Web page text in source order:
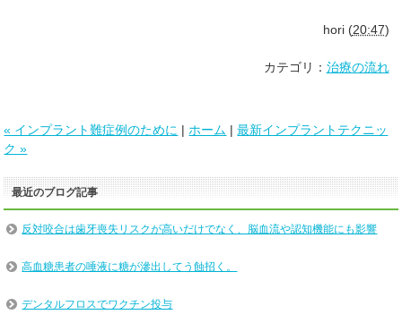
hori(20:47)
カテゴリ： 治療の流れ
« インプラント難症例のために | ホーム |最新インプラントテクニッ
ク »
最近のブログ記事
反対咬合は歯牙喪失リスクが高いだけでなく、脳血流や認知機能にも影響
高血糖患者の唾液に糖が滲出してう蝕招く。
デンタルフロスでワクチン投与